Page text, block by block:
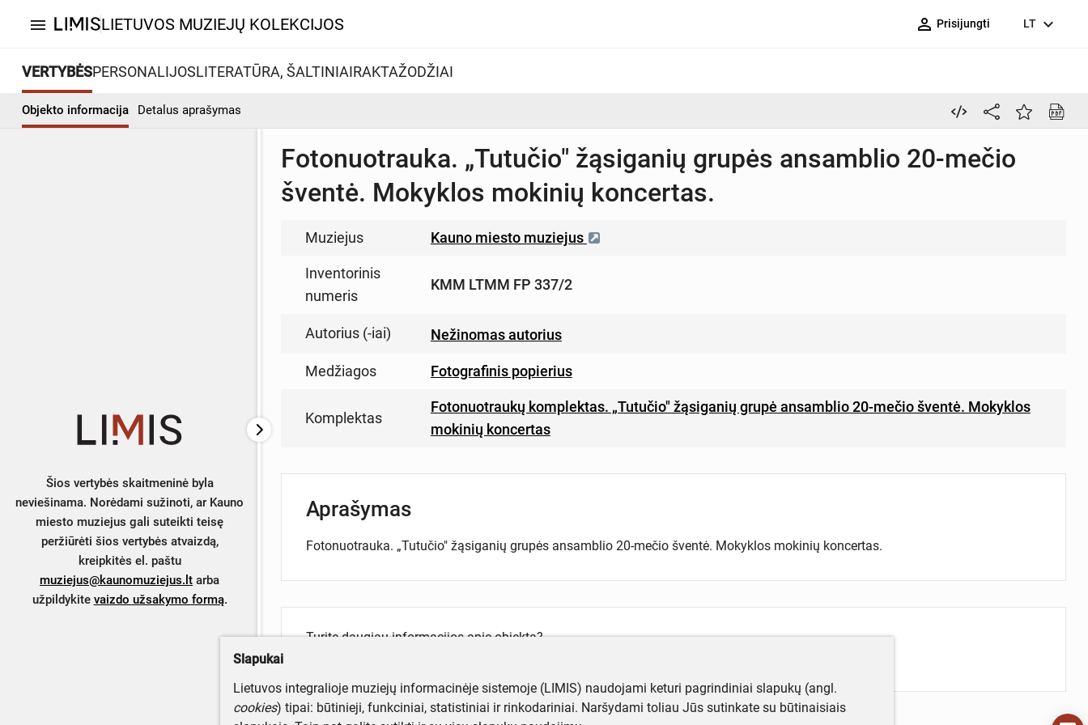
menu LIETUVOS MUZIEJŲ KOLEKCIJOS person_outline Prisijungti LT expand_more
VERTYBĖSPERSONALIJOSLITERATŪRA, ŠALTINIAIRAKTAŽODŽIAI
Objekto informacija Detalus aprašymas
Šios vertybės skaitmeninė byla
neviešinama. Norėdami sužinoti, ar Kauno
miesto muziejus gali suteikti teisę
peržiūrėti šios vertybės atvaizdą,
kreipkitės el. paštu
muziejus@kaunomuziejus.lt arba
užpildykite vaizdo užsakymo formą.
Fotonuotrauka. „Tutučio" žąsiganių grupės ansamblio 20-mečio
šventė. Mokyklos mokinių koncertas.
Muziejus Kauno miesto muziejus
Inventorinis
numeris
KMM LTMM FP 337/2
Autorius (-iai) Nežinomas autorius
Medžiagos Fotografinis popierius
Komplektas
Fotonuotraukų komplektas. „Tutučio" žąsiganių grupė ansamblio 20-mečio šventė. Mokyklos
mokinių koncertas
Aprašymas
Fotonuotrauka. „Tutučio" žąsiganių grupės ansamblio 20-mečio šventė. Mokyklos mokinių koncertas.
Turite daugiau informacijos apie objektą?
Slapukai
Lietuvos integralioje muziejų informacinėje sistemoje (LIMIS) naudojami keturi pagrindiniai slapukų (angl.
cookies) tipai: būtinieji, funkciniai, statistiniai ir rinkodariniai. Naršydami toliau Jūs sutinkate su būtinaisiais